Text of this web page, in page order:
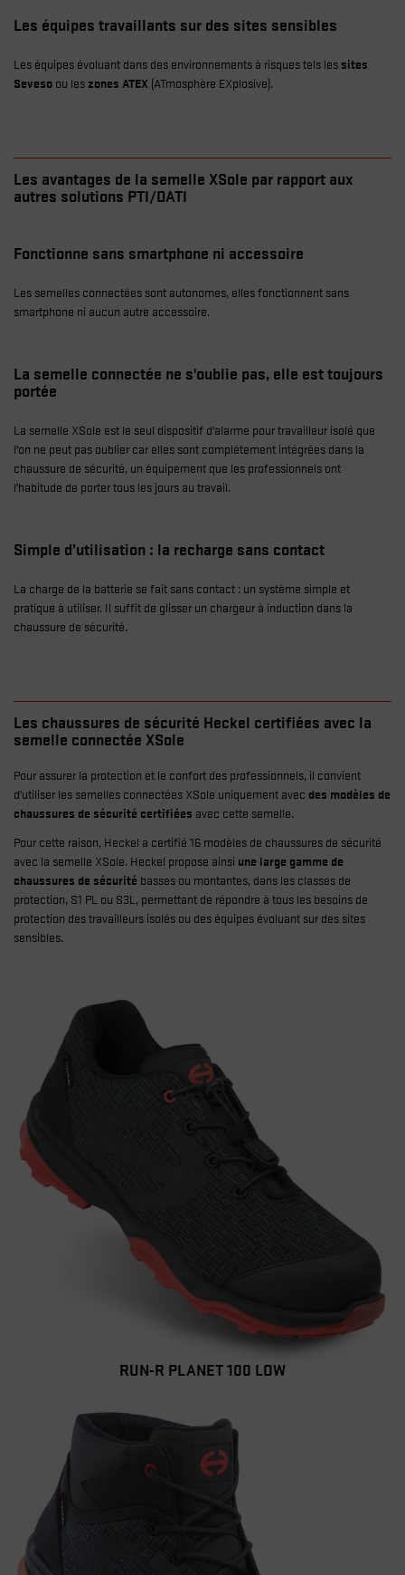
Les équipes travaillants sur des sites sensibles
Les équipes évoluant dans des environnements à risques tels les sites
Seveso ou les zones ATEX (ATmosphère EXplosive).
Les avantages de la semelle XSole par rapport aux
autres solutions PTI/DATI
Fonctionne sans smartphone ni accessoire
Les semelles connectées sont autonomes, elles fonctionnent sans
smartphone ni aucun autre accessoire.
La semelle connectée ne s'oublie pas, elle est toujours
portée
La semelle XSole est le seul dispositif d’alarme pour travailleur isolé que
l’on ne peut pas oublier car elles sont complétement intégrées dans la
chaussure de sécurité, un équipement que les professionnels ont
l’habitude de porter tous les jours au travail.
Simple d’utilisation : la recharge sans contact
La charge de la batterie se fait sans contact : un système simple et
pratique à utiliser. Il suffit de glisser un chargeur à induction dans la
chaussure de sécurité.
Les chaussures de sécurité Heckel certifiées avec la
semelle connectée XSole
Pour assurer la protection et le confort des professionnels, il convient
d’utiliser les semelles connectées XSole uniquement avec des modèles de
chaussures de sécurité certifiées avec cette semelle.
Pour cette raison, Heckel a certifié 16 modèles de chaussures de sécurité
avec la semelle XSole. Heckel propose ainsi une large gamme de
chaussures de sécurité basses ou montantes, dans les classes de
protection, S1 PL ou S3L, permettant de répondre à tous les besoins de
protection des travailleurs isolés ou des équipes évoluant sur des sites
sensibles.
RUN-R PLANET 100 LOW